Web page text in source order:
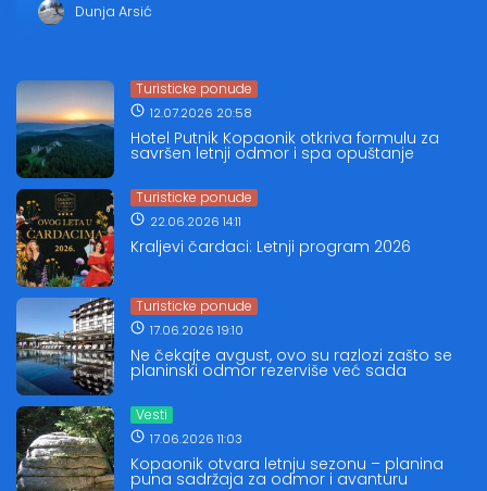
Dunja Arsić
Turisticke ponude
12.07.2026 20:58
Hotel Putnik Kopaonik otkriva formulu za
savršen letnji odmor i spa opuštanje
Turisticke ponude
22.06.2026 14:11
Kraljevi čardaci: Letnji program 2026
Turisticke ponude
17.06.2026 19:10
Ne čekajte avgust, ovo su razlozi zašto se
planinski odmor rezerviše već sada
Vesti
17.06.2026 11:03
Kopaonik otvara letnju sezonu – planina
puna sadržaja za odmor i avanturu